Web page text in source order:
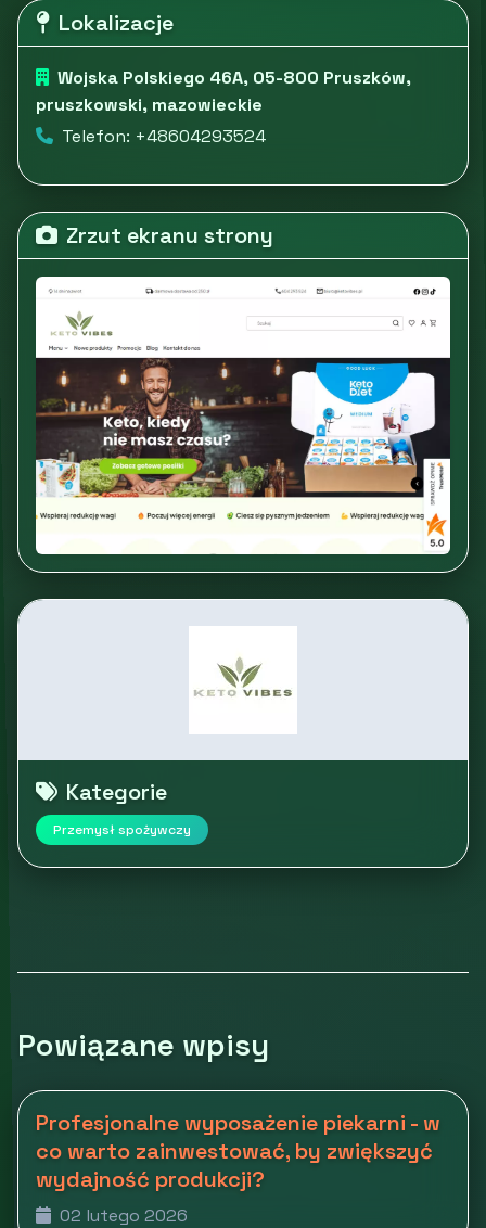
Lokalizacje
Wojska Polskiego 46A, 05-800 Pruszków,
pruszkowski, mazowieckie
Telefon: +48604293524
Zrzut ekranu strony
Kategorie
Przemysł spożywczy
Powiązane wpisy
Profesjonalne wyposażenie piekarni - w
co warto zainwestować, by zwiększyć
wydajność produkcji?
02 lutego 2026